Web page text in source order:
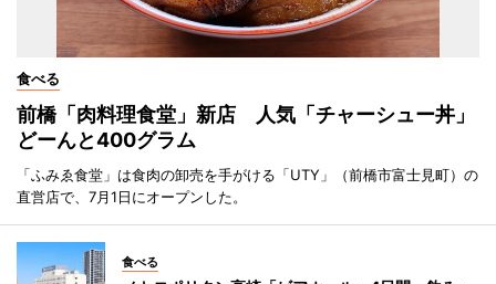
食べる
前橋「肉料理食堂」新店 人気「チャーシュー丼」
どーんと400グラム
「ふみゑ食堂」は食肉の卸売を手がける「UTY」（前橋市富士見町）の
直営店で、7月1日にオープンした。
食べる